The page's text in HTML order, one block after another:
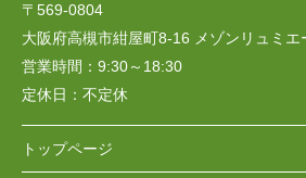
〒569-0804
大阪府高槻市紺屋町8-16 メゾンリュミエ
営業時間： 9:30～18:30
定休日： 不定休
トップページ